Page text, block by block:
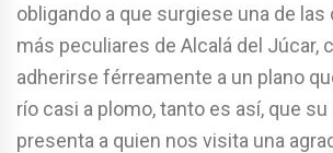
obligando a que surgiese una de
más peculiares de Alcalá del Júcar,
adherirse férreamente a un plano
río casi a plomo, tanto es así, que
presenta a quien nos visita una